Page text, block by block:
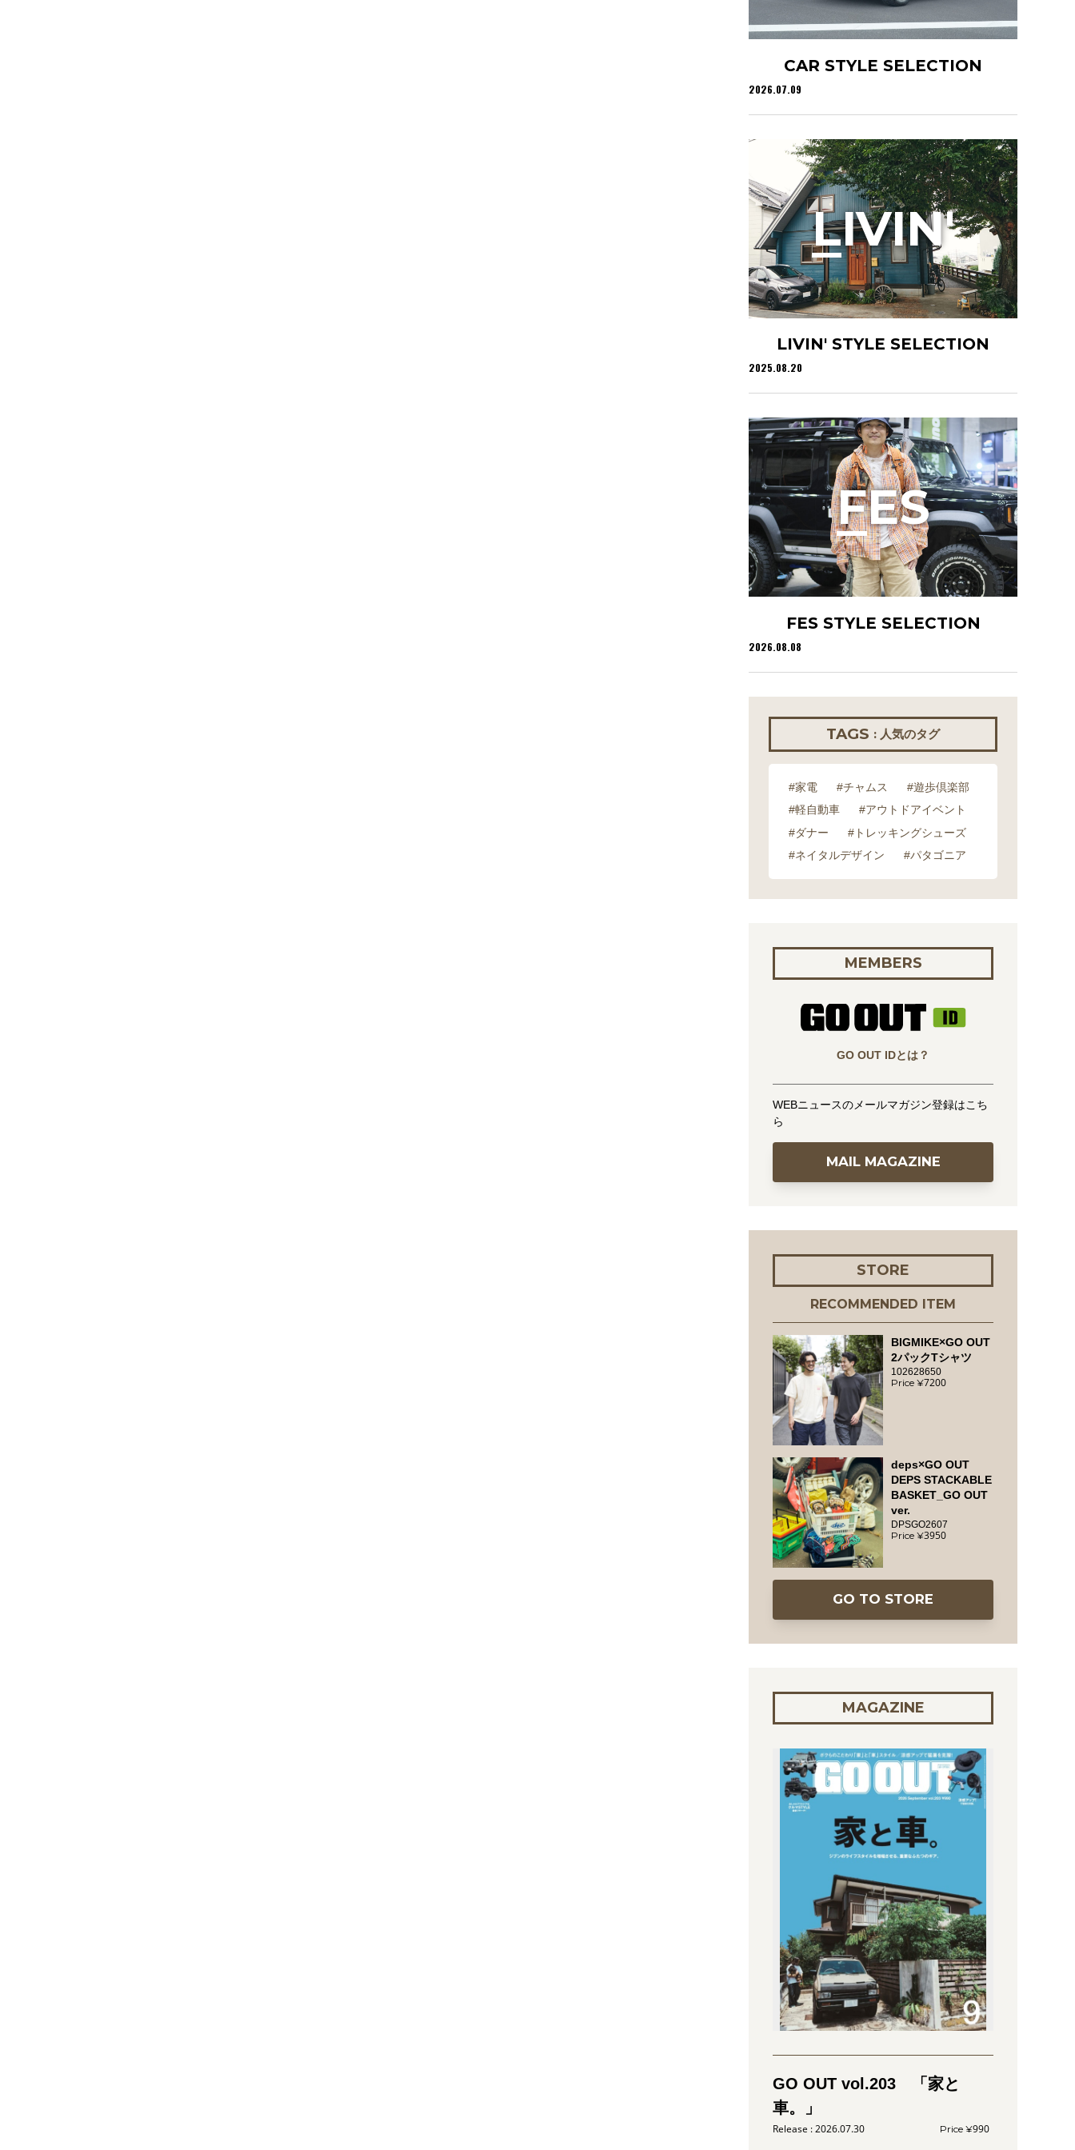
CAR STYLE SELECTION
2026.07.09
LIVIN' STYLE SELECTION
2025.08.20
LIVIN'
FES STYLE SELECTION
2026.08.08
FES
TAGS : 人気のタグ
#家電 #チャムス
#遊歩倶楽部
#軽自動車
#アウトドアイベント
#ダナー
#トレッキングシューズ
#ネイタルデザイン
#パタゴニア
MEMBERS
GO OUT IDとは？
WEBニュースのメールマガジン登録はこち
ら
MAIL MAGAZINE
STORE
RECOMMENDED ITEM
BIGMIKE×GO OUT
2パックTシャツ
102628650
7200
deps×GO OUT
DEPS STACKABLE
BASKET_GO OUT
ver.
DPSGO2607
3950
GO TO STORE
MAGAZINE
GO OUT vol.203 「家と
車。」
2026.07.30 990